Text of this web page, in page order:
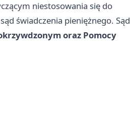
niestosowania się do
świadczenia pieniężnego. Sąd
oraz Pomocy